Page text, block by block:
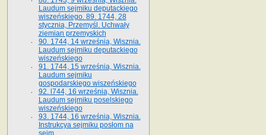
Laudum sejmiku deputackiego
wiszeńskiego. 89. 1744, 28
stycznia, Przemyśl. Uchwały
ziemian przemyskich
90. 1744, 14 września, Wisznia.
Laudum sejmiku deputackiego
wiszeńskiego
91. 1744, 15 września, Wisznia.
Laudum sejmiku
gospodarskiego wiszeńskiego
92. l744, 16 września, Wisznia.
Laudum sejmiku poselskiego
wiszeńskiego
93. 1744, 16 września, Wisznia.
Instrukcya sejmiku posłom na
sejm